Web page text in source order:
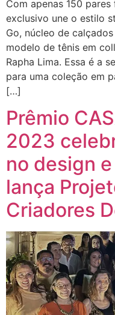
Com apenas 150
exclusivo une o estilo
Go, núcleo de
modelo de tênis em
Rapha Lima. Essa é a
para uma coleção em
[…]
Prêmio
2023
no design
lança
Criadores